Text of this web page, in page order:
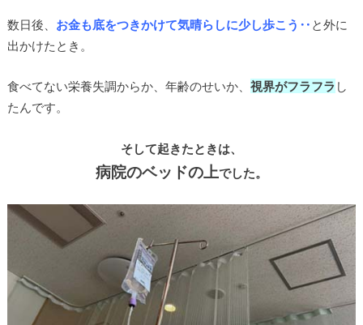
数日後、 お金も底をつきかけて気晴らしに少し歩こう‥ と外に
出かけたとき。
食べてない栄養失調からか、年齢のせいか、 視界がフラフラ し
たんです。
そして起きたときは、
病院のベッドの上でした。